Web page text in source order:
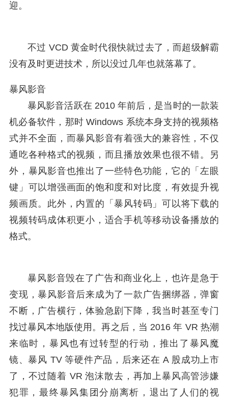
迎。
不过 VCD 黄金时代很快就过去了，而超级解霸
没有及时更进技术，所以没过几年也就落幕了。
暴风影音
暴风影音活跃在 2010 年前后，是当时的一款装
机必备软件，那时 Windows 系统本身支持的视频格
式并不全面，而暴风影音有着强大的兼容性，不仅
通吃各种格式的视频，而且播放效果也很不错。另
外，暴风影音也推出了一些特色功能，它的「左眼
键」可以增强画面的饱和度和对比度，有效提升视
频画质。此外，内置的「暴风转码」可以将下载的
视频转码成体积更小，适合手机等移动设备播放的
格式。
暴风影音毁在了广告和商业化上，也许是急于
变现，暴风影音后来成为了一款广告捆绑器，弹窗
不断，广告横行，体验急剧下降，我当时甚至专门
找过暴风本地版使用。再之后，当 2016 年 VR 热潮
来临时，暴风也有过转型的行动，推出了暴风魔
镜、暴风 TV 等硬件产品，后来还在 A 股成功上市
了，不过随着 VR 泡沫散去，再加上暴风高管涉嫌
犯罪，最终暴风集团分崩离析，退出了人们的视